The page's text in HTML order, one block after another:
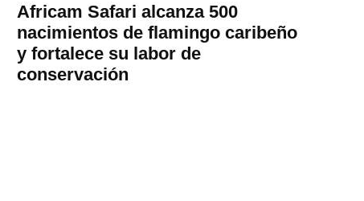
Africam Safari alcanza 500
nacimientos de flamingo caribeño
y fortalece su labor de
conservación